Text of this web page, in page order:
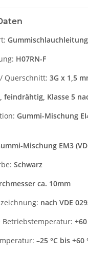
Gummischlauchleitung
H07RN-F
Querschnitt: 3G x 1,5
feindrähtig, Klasse 5
Gummi-Mischung
Mischung EM3
Schwarz
ca. 10mm
nach VDE
Betriebstemperatur: +60
–25 °C bis +60